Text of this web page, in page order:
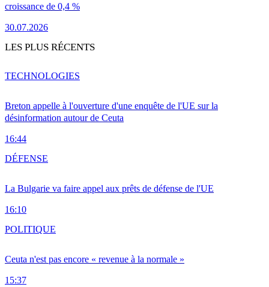
croissance de 0,4 %
30.07.2026
LES PLUS RÉCENTS
Breton appelle à l'ouverture d'une enquête de l'UE sur la
désinformation autour de Ceuta
16:44
TECHNOLOGIES
La Bulgarie va faire appel aux prêts de défense de l'UE
16:10
DÉFENSE
Ceuta n'est pas encore « revenue à la normale »
15:37
POLITIQUE